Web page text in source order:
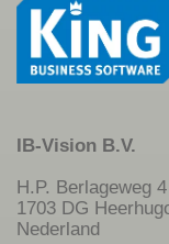
IB-Vision B.V.
H.P. Berlageweg 4
1703 DG
Nederland